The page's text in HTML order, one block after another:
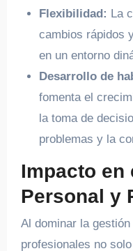
Flexibilidad: La
cambios rápidos
en un entorno
Desarrollo de
fomenta el
la toma de
problemas y la
Impacto en
Personal y
Al dominar la
profesionales no